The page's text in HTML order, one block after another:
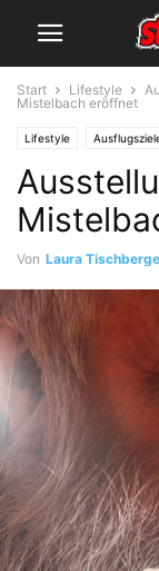
Start Lifestyle
Mistelbach eröffnet
Lifestyle
Veranstaltungen
Von Laura